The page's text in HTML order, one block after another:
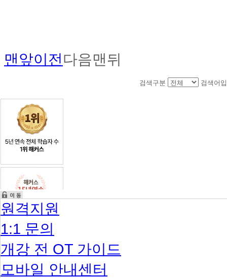
맨앞이전다음맨뒤
검색구분 검색어
원격지원
1:1 문의
개강 전 OT 가이드
모바일 안내센터